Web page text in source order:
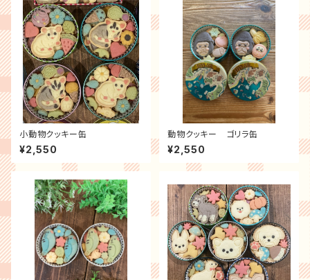
小動物クッキー缶
¥2,550
動物クッキー ゴリラ缶
¥2,550